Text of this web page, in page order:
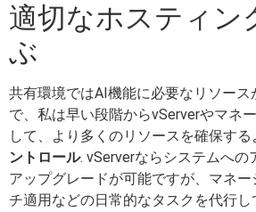
適切なホスティン
ぶ
共有環境ではAI機能に必要なリソー
で、私は早い段階からvServerやマネ
して、より多くのリソースを確保す
ントロール. vServerならシステムへの
アップグレードが可能ですが、マネ
チ適用などの日常的なタスクを代行